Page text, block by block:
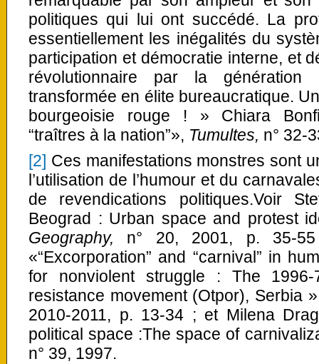
politiques qui lui ont succédé. La
essentiellement les inégalités du
participation et démocratie interne, et
révolutionnaire par la génération
transformée en élite bureaucratique.
bourgeoisie rouge ! » Chiara
“traîtres à la nation”», Tumultes, n° 32-
[2] Ces manifestations monstres sont
l’utilisation de l’humour et du
de revendications politiques.Voir
Beograd : Urban space and protest
Geography, n° 20, 2001, p. 35-55
«“Excorporation” and “carnival” in
for nonviolent struggle : The
resistance movement (Otpor), Serbia
2010-2011, p. 13-34 ; et Milena
political space :The space of
n° 39, 1997.